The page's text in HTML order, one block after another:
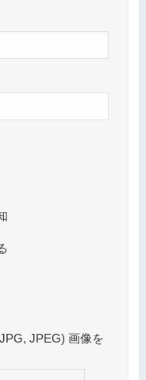
JPEG) 画像を